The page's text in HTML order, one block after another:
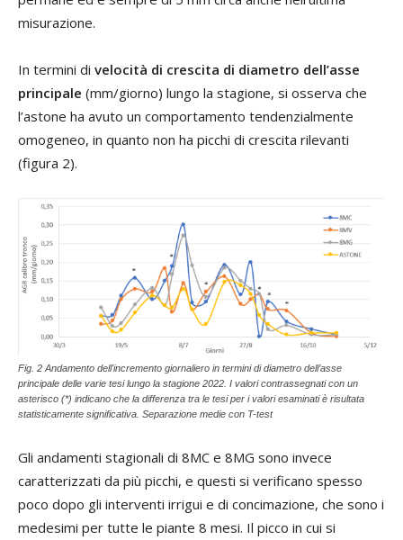
misurazione.
In termini di velocità di crescita di diametro dell’asse
principale (mm/giorno) lungo la stagione, si osserva che
l’astone ha avuto un comportamento tendenzialmente
omogeneo, in quanto non ha picchi di crescita rilevanti
(figura 2).
Fig. 2 Andamento dell'incremento giornaliero in termini di diametro dell’asse
principale delle varie tesi lungo la stagione 2022. I valori contrassegnati con un
asterisco (*) indicano che la differenza tra le tesi per i valori esaminati è risultata
statisticamente significativa. Separazione medie con T-test
Gli andamenti stagionali di 8MC e 8MG sono invece
caratterizzati da più picchi, e questi si verificano spesso
poco dopo gli interventi irrigui e di concimazione, che sono i
medesimi per tutte le piante 8 mesi. Il picco in cui si